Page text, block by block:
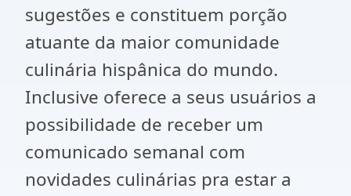
sugestões e constituem porção
atuante da maior comunidade
culinária hispânica do mundo.
Inclusive oferece a seus usuários a
possibilidade de receber um
comunicado semanal com
novidades culinárias pra estar a